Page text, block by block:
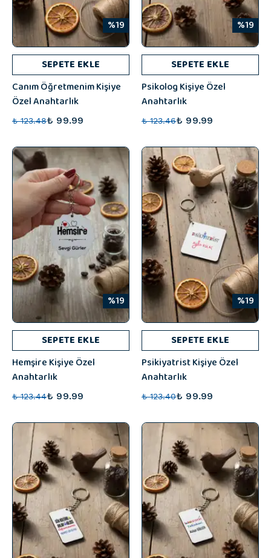
%19
SEPETE EKLE
Canım Öğretmenim Kişiye
Özel Anahtarlık
₺ 123.48₺ 99.99
%19
SEPETE EKLE
Psikolog Kişiye Özel
Anahtarlık
₺ 123.46₺ 99.99
%19
SEPETE EKLE
Hemşire Kişiye Özel
Anahtarlık
₺ 123.44₺ 99.99
%19
SEPETE EKLE
Psikiyatrist Kişiye Özel
Anahtarlık
₺ 123.40₺ 99.99